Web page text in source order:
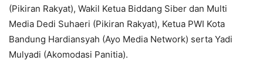
(Pikiran Rakyat), Wakil Ketua Biddang Siber dan Multi
Media Dedi Suhaeri (Pikiran Rakyat), Ketua PWI Kota
Bandung Hardiansyah (Ayo Media Network) serta Yadi
Mulyadi (Akomodasi Panitia).